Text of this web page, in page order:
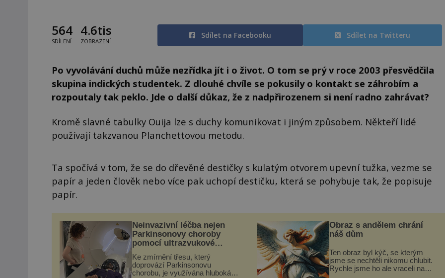
564
SDÍLENÍ
4.6tis
ZOBRAZENÍ
Sdílet na Facebooku Sdílet na Twitteru
Po vyvolávání duchů může nezřídka jít i o život. O tom se prý v roce 2003 přesvědčila
skupina indických studentek. Z dlouhé chvíle se pokusily o kontakt se záhrobím a
rozpoutaly tak peklo. Jde o další důkaz, že z nadpřirozenem si není radno zahrávat?
Kromě slavné tabulky Ouija lze s duchy komunikovat i jiným způsobem. Někteří lidé
používají takzvanou Planchettovou metodu.
Ta spočívá v tom, že se do dřevěné destičky s kulatým otvorem upevní tužka, vezme se
papír a jeden člověk nebo více pak uchopí destičku, která se pohybuje tak, že popisuje
papír.
Neinvazivní léčba nejen
Parkinsonovy choroby
pomocí ultrazvukové
„helmy“
Ke zmírnění třesu, který
doprovází Parkinsonovu
chorobu, je využívána hluboká
Obraz s andělem chrání
náš dům
Ten obraz byl kýč, se kterým
jsme se nechtěli nikomu chlubit.
Rychle jsme ho ale vraceli na